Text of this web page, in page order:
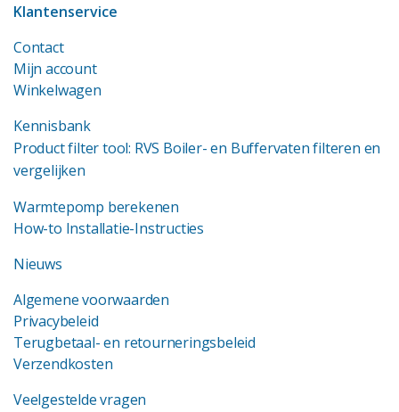
Klantenservice
Contact
Mijn account
Winkelwagen
Kennisbank
Product filter tool: RVS Boiler- en Buffervaten filteren en
vergelijken
Warmtepomp berekenen
How-to Installatie-Instructies
Nieuws
Algemene voorwaarden
Privacybeleid
Terugbetaal- en retourneringsbeleid
Verzendkosten
Veelgestelde vragen